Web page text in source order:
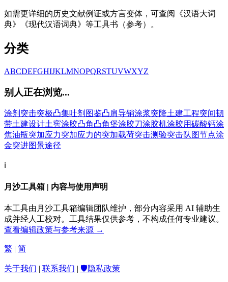
如需更详细的历史文献例证或方言变体，可查阅《汉语大词
典》《现代汉语词典》等工具书（参考）。
分类
ABCDEFGHIJKLMNOPQRSTUVWXYZ
别人正在浏览...
涂剂 突击突极凸集吐剂 图鉴凸肩导销涂浆突降土建工程突间韧
带土建设计土窖涂胶凸角凸角堡涂胶刀涂胶机涂胶用碳酸钙涂
焦油瓶突加应力突加应力的突加载荷突击测验突击队 图节点涂
金突进图景途径
ℹ️
月沙工具箱 | 内容与使用声明
本工具由月沙工具箱编辑团队维护，部分内容采用 AI 辅助生
成并经人工校对。工具结果仅供参考，不构成任何专业建议。
查看编辑政策与参考来源 →
繁 | 简
关于我们 | 联系我们 | 🛡️隐私政策